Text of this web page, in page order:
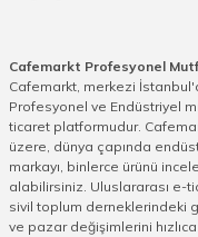
Cafemarkt Profesyonel
Cafemarkt, merkezi
Profesyonel ve Endüstriyel
ticaret platformudur.
üzere, dünya çapında
markayı, binlerce ürünü
alabilirsiniz. Uluslararası e-
sivil toplum derneklerindeki
ve pazar değişimlerini